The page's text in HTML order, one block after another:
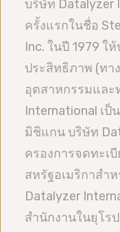
บริษัท Datalyzer
ครั้งแรกในชื่อ
Inc. ในปี 1979
ประสิทธิภาพ (ทา
อุตสาหกรรมและ
International เป็
มิชิแกน บริษัท
ครองการจดทะเ
สหรัฐอเมริกาสำ
Datalyzer
สำนักงานในยุโร